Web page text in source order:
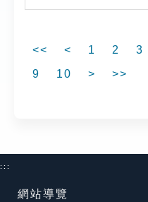
<< < 1 2 3
9
10 > >>
:::
網站導覽